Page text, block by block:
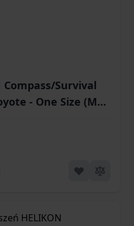
Compass/Survival
- One Size (MO-